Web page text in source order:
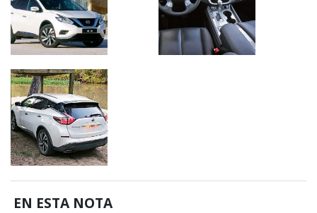
EN ESTA NOTA